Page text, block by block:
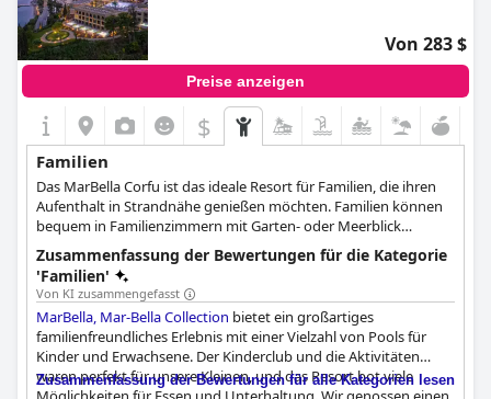
Von 283 $
Preise anzeigen
$
Familien
Das MarBella Corfu ist das ideale Resort für Familien, die ihren
Aufenthalt in Strandnähe genießen möchten. Familien können
bequem in Familienzimmern mit Garten- oder Meerblick
untergebracht werden und an Aktivitäten wie Wassersport,
Spielen, Minifußball, Darts und Tischspielen teilnehmen. Das
professionell ausgebildete Personal des Hotels organisiert
Aktivitäten für Kleinkinder, Kinder und Teenager. Die Kleinsten im
Alter von 4 Monaten bis 3 Jahren werden im Kids Planet des
Hotels mit Sinnesspielen und Bastelarbeiten unterhalten. Kinder
ab 7 Jahren können an Töpfer- und Keramikkursen teilnehmen
oder in den Robotics Labs gegen einen Aufpreis ihren eigenen
Zusammenfassung der Bewertungen für die Kategorie
'Familien'
Von KI zusammengefasst
MarBella, Mar-Bella Collection bietet ein großartiges
familienfreundliches Erlebnis mit einer Vielzahl von Pools für
Kinder und Erwachsene. Der Kinderclub und die Aktivitäten
waren perfekt für unsere Kleinen, und das Resort bot viele
Zusammenfassung der Bewertungen für alle Kategorien lesen